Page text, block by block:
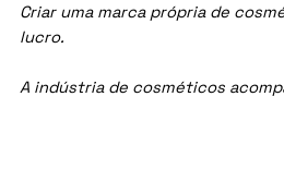
Criar uma marca própria de
lucro.
A indústria de cosméticos